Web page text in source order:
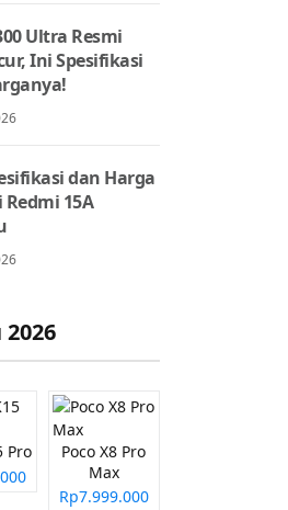
Ultra Resmi
Ini Spesifikasi
dan Harga
15A
Pro
Poco X8 Pro
Max
Rp7.999.000